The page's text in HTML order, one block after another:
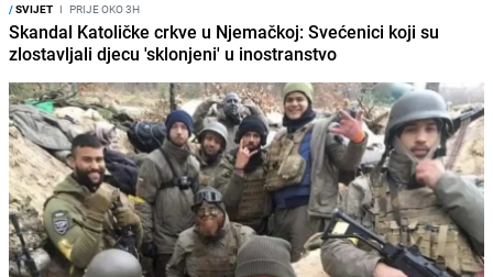
/SVIJET I PRIJE OKO 3H
Skandal Katoličke crkve u Njemačkoj: Svećenici koji su
zlostavljali djecu 'sklonjeni' u inostranstvo